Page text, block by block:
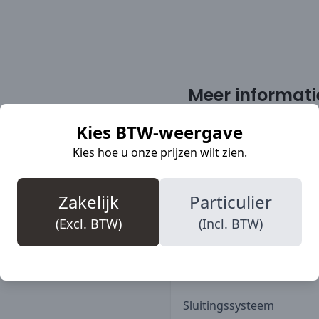
Kies BTW-weergave
Kies hoe u onze prijzen wilt zien.
Zakelijk
(Excl. BTW)
Particulier
(Incl. BTW)
voering voor vele
gelamineerd is.
met een geweldige
is van duurzaam
comfort.
Meer
SKU
Veiligheidsklasse
Bovenmateriaal
Sluitingssysteem